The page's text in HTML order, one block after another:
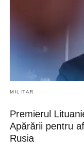
MILITAR
Premierul
Apărării pentru
Rusia